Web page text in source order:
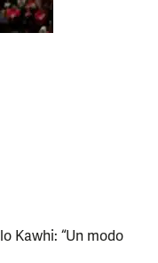
Kawhi: “Un modo